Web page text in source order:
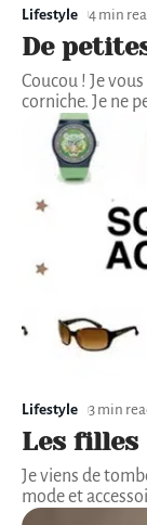
Lifestyle 4 min
De
Coucou ! Je
corniche. Je ne
Lifestyle 3 min
Les filles
Je viens de
mode et